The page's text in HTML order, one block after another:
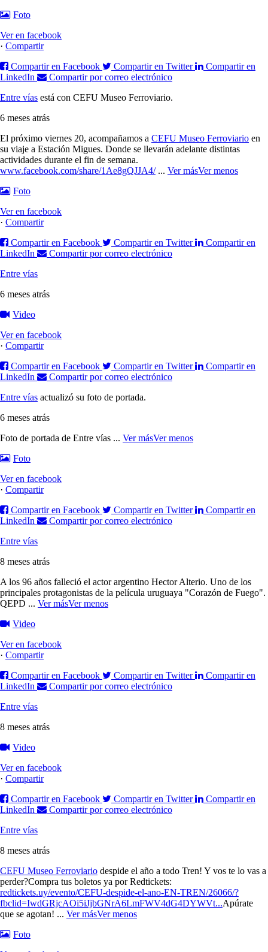
Foto
Ver en facebook
· Compartir
Compartir en Facebook
Compartir en Twitter
Compartir en
LinkedIn
Compartir por correo electrónico
Entre vías está con CEFU Museo Ferroviario.
6 meses atrás
El próximo viernes 20, acompañamos a CEFU Museo Ferroviario en
su viaje a Estación Migues. Donde se llevarán adelante distintas
actividades durante el fin de semana.
www.facebook.com/share/1Ae8gQJJA4/ ... Ver másVer menos
Foto
Ver en facebook
· Compartir
Compartir en Facebook
Compartir en Twitter
Compartir en
LinkedIn
Compartir por correo electrónico
Entre vías
6 meses atrás
Video
Ver en facebook
· Compartir
Compartir en Facebook
Compartir en Twitter
Compartir en
LinkedIn
Compartir por correo electrónico
Entre vías actualizó su foto de portada.
6 meses atrás
Foto de portada de Entre vías ... Ver másVer menos
Foto
Ver en facebook
· Compartir
Compartir en Facebook
Compartir en Twitter
Compartir en
LinkedIn
Compartir por correo electrónico
Entre vías
8 meses atrás
A los 96 años falleció el actor argentino Hector Alterio. Uno de los
principales protagonistas de la película uruguaya "Corazón de Fuego".
QEPD ... Ver másVer menos
Video
Ver en facebook
· Compartir
Compartir en Facebook
Compartir en Twitter
Compartir en
LinkedIn
Compartir por correo electrónico
Entre vías
8 meses atrás
Video
Ver en facebook
· Compartir
Compartir en Facebook
Compartir en Twitter
Compartir en
LinkedIn
Compartir por correo electrónico
Entre vías
8 meses atrás
CEFU Museo Ferroviario despide el año a todo Tren! Y vos te lo vas a
perder?Compra tus boletos ya por Redtickets:
redtickets.uy/evento/CEFU-despide-el-ano-EN-TREN/26066/?
fbclid=IwdGRjcAOi5iJjbGNrA6LmFWV4dG4DYWVt...Apúrate
que se agotan! ... Ver másVer menos
Foto